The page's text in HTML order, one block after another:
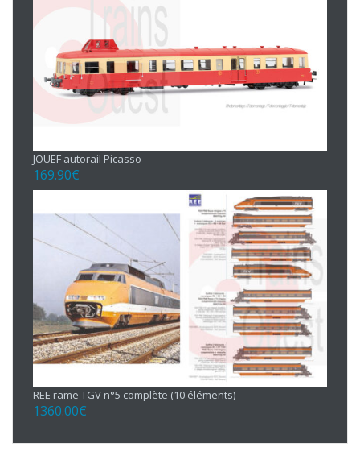
JOUEF autorail Picasso
169.90€
REE rame TGV n°5 complète (10 éléments)
1360.00€